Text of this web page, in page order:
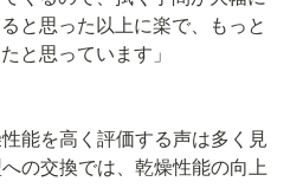
と思った以上に楽で、もっと
と思っています」
能を高く評価する声は多く見
の交換では、乾燥性能の向上